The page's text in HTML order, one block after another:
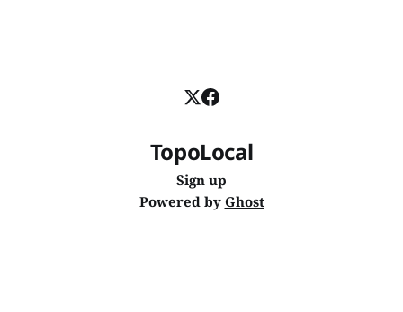
TopoLocal
Sign up
Powered by Ghost